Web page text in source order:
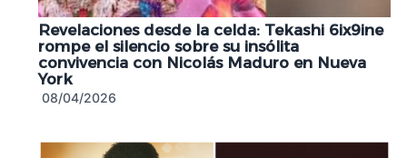
Revelaciones desde la celda: Tekashi 6ix9ine
rompe el silencio sobre su insólita
convivencia con Nicolás Maduro en Nueva
York
08/04/2026